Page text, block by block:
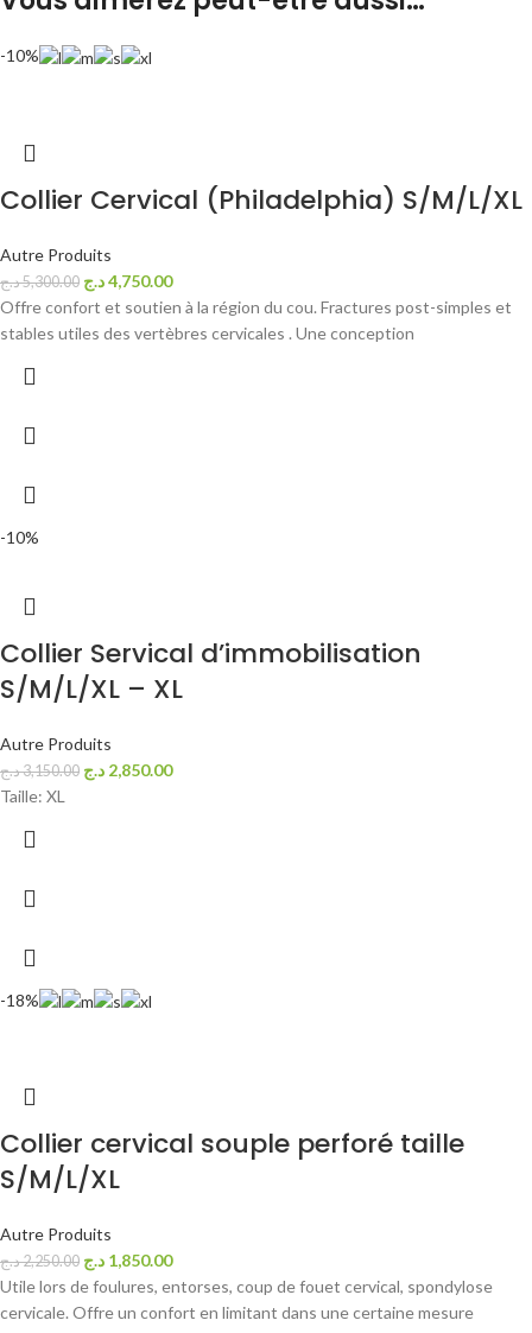
-10%
Collier Cervical (Philadelphia) S/M/L/XL
Autre Produits
5,300.00د.ج 4,750.00د.ج
Offre confort et soutien à la région du cou. Fractures post-simples et
stables utiles des vertèbres cervicales . Une conception
-10%
Collier Servical d’immobilisation
S/M/L/XL – XL
Autre Produits
3,150.00د.ج 2,850.00 د.ج
Taille: XL
-18%
Collier cervical souple perforé taille
S/M/L/XL
Autre Produits
2,250.00د.ج 1,850.00 د.ج
Utile lors de foulures, entorses, coup de fouet cervical, spondylose
cervicale. Offre un confort en limitant dans une certaine mesure